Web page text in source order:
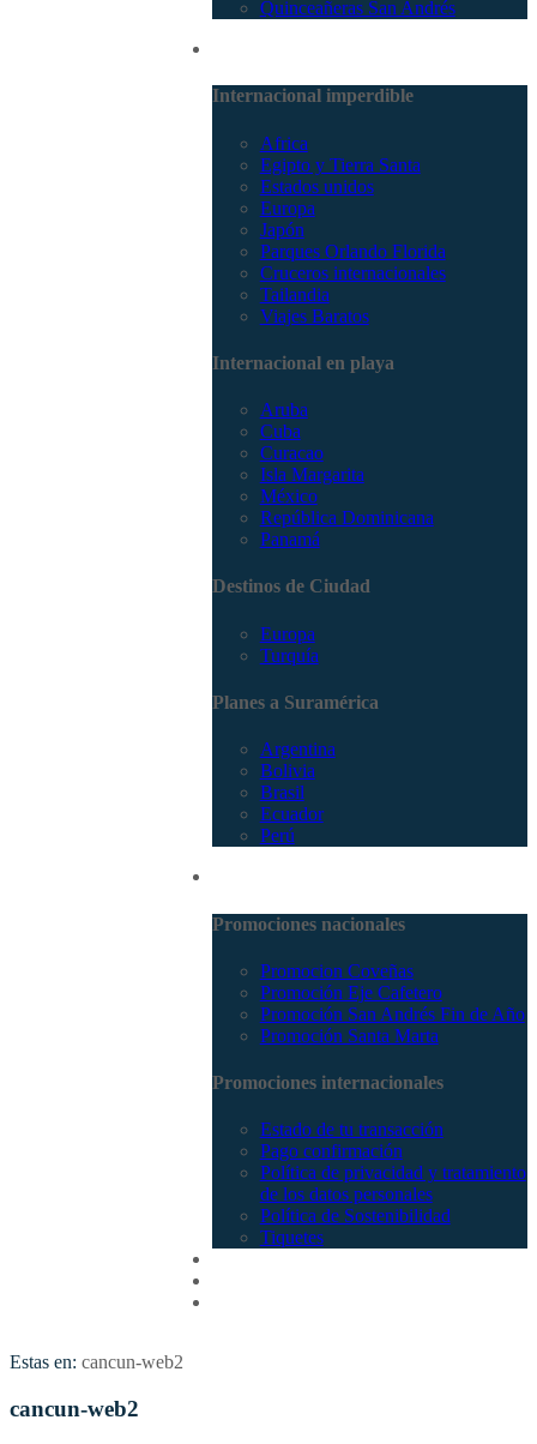
Quinceañeras San Andrés
Internacional imperdible
Africa
Egipto y Tierra Santa
Estados unidos
Europa
Japón
Parques Orlando Florida
Cruceros internacionales
Tailandia
Viajes Baratos
Internacional en playa
Aruba
Cuba
Curacao
Isla Margarita
México
República Dominicana
Panamá
Destinos de Ciudad
Europa
Turquía
Planes a Suramérica
Argentina
Bolivia
Brasil
Ecuador
Perú
Promociones nacionales
Promocion Coveñas
Promoción Eje Cafetero
Promoción San Andrés Fin de Año
Promoción Santa Marta
Promociones internacionales
Estado de tu transacción
Pago confirmación
Política de privacidad y tratamiento
de los datos personales
Política de Sostenibilidad
Tiquetes
Estas en: cancun-web2
cancun-web2